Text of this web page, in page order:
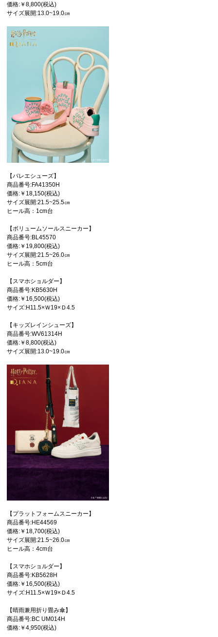
価格:￥8,800(税込)
サイズ展開:13.0~19.0㎝
【バレエシューズ】
商品番号:FA41350H
価格:￥18,150(税込)
サイズ展開:21.5~25.5㎝
ヒール高：1cm台
【ボリュームソールスニーカー】
商品番号:BL45570
価格:￥19,800(税込)
サイズ展開:21.5~26.0㎝
ヒール高：5cm台
【スマホショルダー】
商品番号:KB5630H
価格:￥16,500(税込)
サイズ:H11.5×Ｗ19×Ｄ4.5
【キッズレインシューズ】
商品番号:WV61314H
価格:￥8,800(税込)
サイズ展開:13.0~19.0㎝
【プラットフォームスニーカー】
商品番号:HE44569
価格:￥18,700(税込)
サイズ展開:21.5~26.0㎝
ヒール高：4cm台
【スマホショルダー】
商品番号:KB5628H
価格:￥16,500(税込)
サイズ:H11.5×Ｗ19×Ｄ4.5
【晴雨兼用折り畳み傘】
商品番号:BC UM014H
価格:￥4,950(税込)